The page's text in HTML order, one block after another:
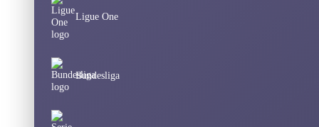
Ligue One
Bundesliga